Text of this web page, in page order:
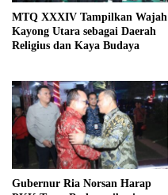
MTQ XXXIV Tampilkan Wajah
Kayong Utara sebagai Daerah
Religius dan Kaya Budaya
Gubernur Ria Norsan Harap